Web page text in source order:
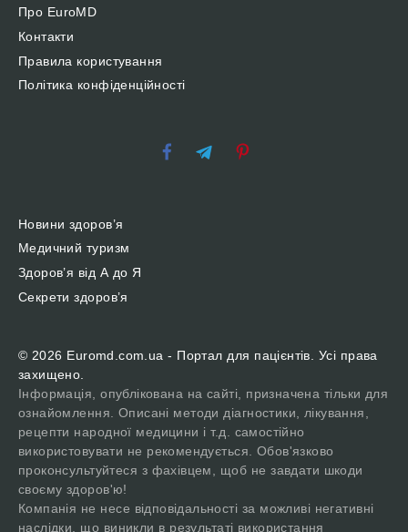
Про EuroMD
Контакти
Правила користування
Політика конфіденційності
Новини здоров’я
Медичний туризм
Здоров’я від А до Я
Секрети здоров’я
© 2026 Euromd.com.ua - Портал для пацієнтів. Усі права
захищено.
Інформація, опублікована на сайті, призначена тільки для
ознайомлення. Описані методи діагностики, лікування,
рецепти народної медицини і т.д. самостійно
використовувати не рекомендується. Обов'язково
проконсультуйтеся з фахівцем, щоб не завдати шкоди
своєму здоров'ю!
Компанія не несе відповідальності за можливі негативні
наслідки, що виникли в результаті використання